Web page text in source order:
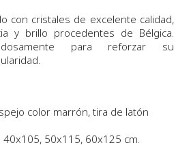
con cristales de excelente calidad,
y brillo procedentes de Bélgica.
para reforzar su
color marrón, tira de latón
40x105, 50x115, 60x125 cm.